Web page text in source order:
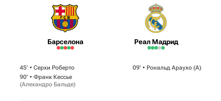
Барселона Реал Мадрид
45‎’‎ • Серхи Роберто
90‎’‎ • Франк Кессье
(Алехандро Бальде)
09‎’‎ • Рональд Араухо (А)